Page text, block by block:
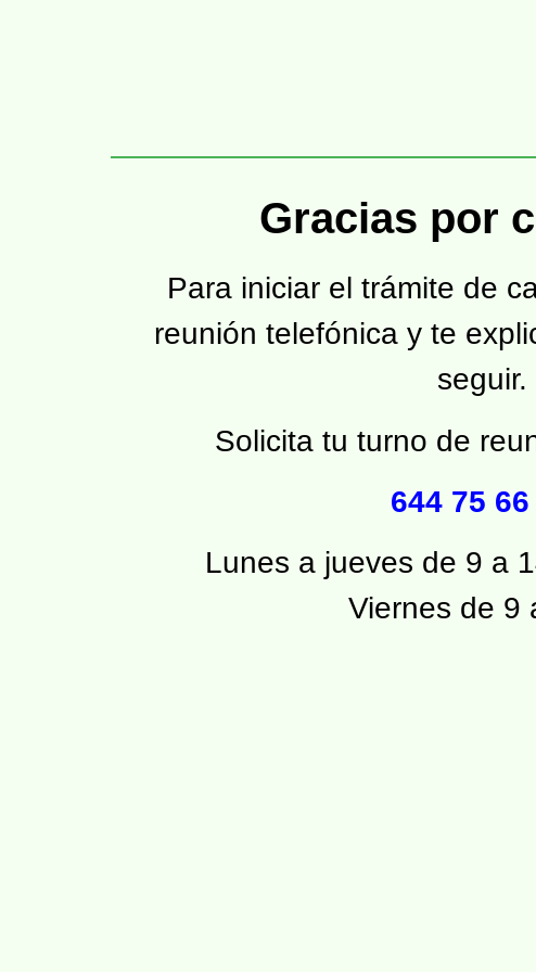
Gracias por
Para iniciar el trámite de
reunión telefónica y te
seguir.
Solicita tu turno de
644 75 66
Lunes a jueves de 9 a
Viernes de 9